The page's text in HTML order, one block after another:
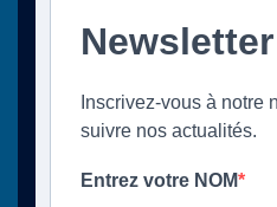
Newsletter
Inscrivez-vous à notre
suivre nos actualités.
Entrez votre NOM